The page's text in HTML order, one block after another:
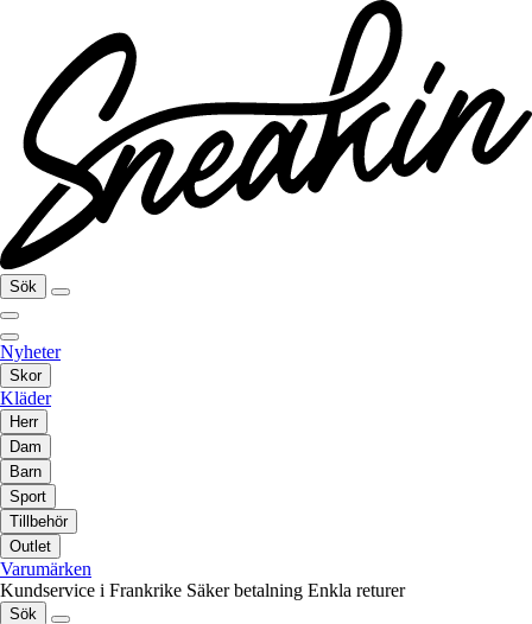
Sök
Nyheter
Skor
Kläder
Herr
Dam
Barn
Sport
Tillbehör
Outlet
Varumärken
Kundservice i Frankrike Säker betalning Enkla returer
Sök